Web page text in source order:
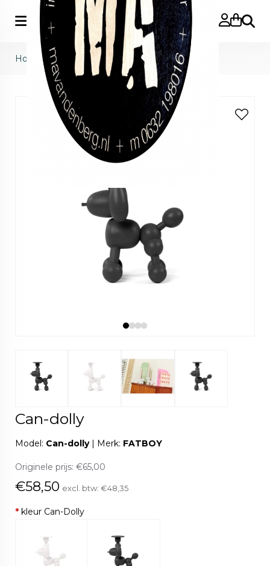
Home>Can-dolly
Can-dolly
Model: Can-dolly | Merk: FATBOY
Originele prijs: €65,00
€58,50 excl. btw: €48,35
* kleur Can-Dolly